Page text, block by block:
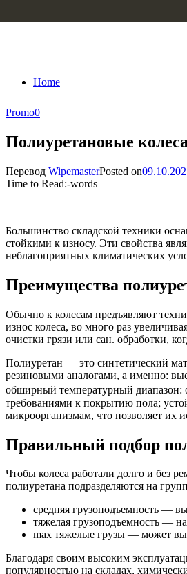
Home
Promo0
Полиуретановые
Перевод WipemasterPosted on
Time to Read:-words
Большинство складской техники
стойкими к износу. Эти свойства
неблагоприятных климатических
Преимущества
Обычно к колесам предъявляют
износ колеса, во много раз
очистки грязи или сан. обработки,
Полиуретан — это синтетический
резиновыми аналогами, а именно:
обширный температурный диапазон:
требованиями к покрытию пола;
микроорганизмам, что позволяет их
Правильный подбор
Чтобы колеса работали долго и без
полиуретана подразделяются на
средняя грузоподъемность —
тяжелая грузоподъемность —
max тяжелые грузы — может
Благодаря своим высоким
популярностью на складах,